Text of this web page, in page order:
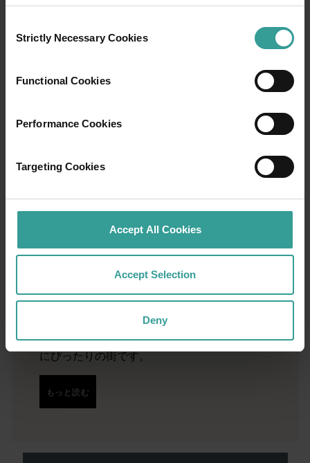
Selection
Strictly Necessary Cookies
Functional Cookies
Performance Cookies
Targeting Cookies
Accept All Cookies
Accept Selection
Deny
旅程
西オーストラリア州の驚くべき景観を横断す
る大冒険で、オープンロードならではの魅力
を体験してみませんか。 まずは、オーストラ
しても繁栄しているパースから。パースは、
魅力的な自然スポットや想像力豊かなグルメ
シーンを楽しめる、のんびりとした旅の初め
にぴったりの街です。
もっと読む
もっと読む